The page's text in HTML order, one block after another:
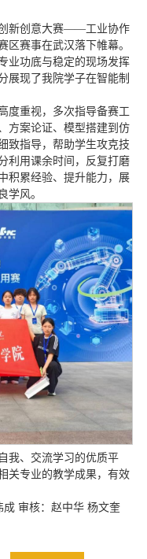
新创意大赛——工业协作
区赛事在武汉落下帷幕。
业功底与稳定的现场发挥
展现了我院学子在智能制
度重视，多次指导备赛工
方案论证、模型搭建到仿
致指导，帮助学生攻克技
利用课余时间，反复打磨
积累经验、提升能力，展
学风。
我、交流学习的优质平
关专业的教学成果，有效
成 审核：赵中华 杨文奎